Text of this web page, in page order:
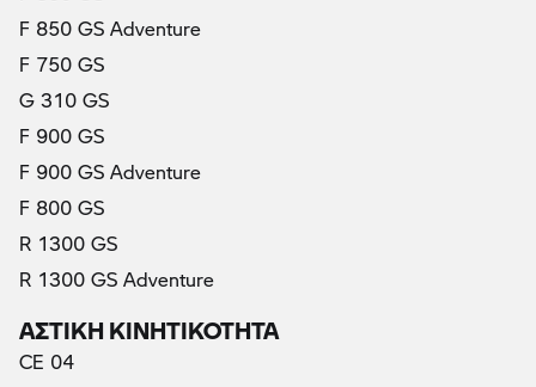
F 850 GS Adventure
F 750 GS
G 310 GS
F 900 GS
F 900 GS Adventure
F 800 GS
R 1300 GS
R 1300 GS Adventure
ΑΣΤΙΚΗ ΚΙΝΗΤΙΚΟΤΗΤΑ
CE 04